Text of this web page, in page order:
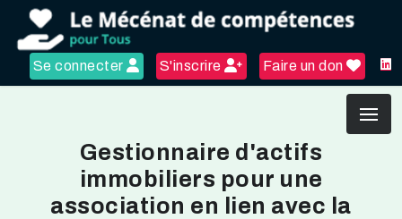
Se connecter S'inscrire Faire un don
Gestionnaire d'actifs
immobiliers pour une
association en lien avec la